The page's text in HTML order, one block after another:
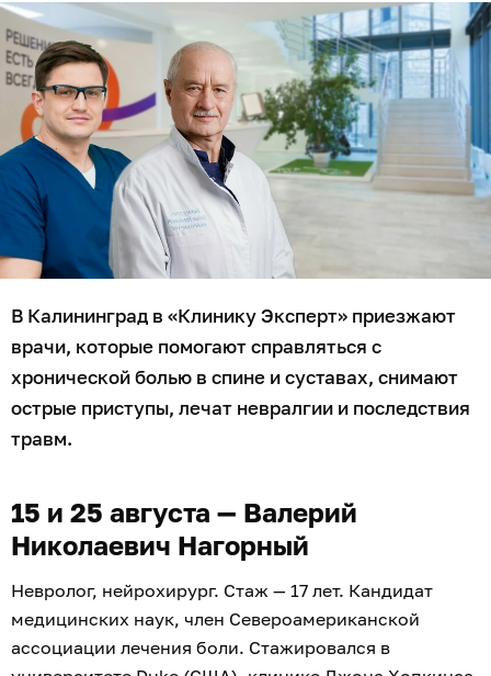
В Калининград в «Клинику Эксперт» приезжают
врачи, которые помогают справляться с
хронической болью в спине и суставах, снимают
острые приступы, лечат невралгии и последствия
травм.
15 и 25 августа — Валерий
Николаевич Нагорный
Невролог, нейрохирург. Стаж — 17 лет. Кандидат
медицинских наук, член Североамериканской
ассоциации лечения боли. Стажировался в